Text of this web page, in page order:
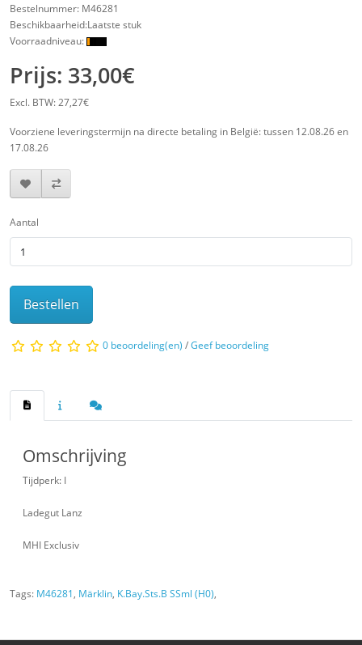
Bestelnummer: M46281
Beschikbaarheid:Laatste stuk
Voorraadniveau:
Prijs: 33,00€
Excl. BTW: 27,27€
Voorziene leveringstermijn na directe betaling in België: tussen 12.08.26 en
17.08.26
Aantal
Bestellen
0 beoordeling(en) /Geef beoordeling
Omschrijving
Tijdperk: I
Ladegut Lanz
MHI Exclusiv
Tags: M46281, Märklin, K.Bay.Sts.B SSml (H0),